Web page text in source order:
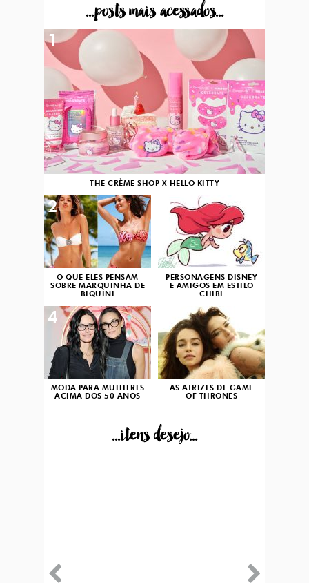
...posts mais acessados...
THE CRÈME SHOP X HELLO KITTY
1
O QUE ELES PENSAM
SOBRE MARQUINHA DE
BIQUÍNI
2
PERSONAGENS DISNEY
E AMIGOS EM ESTILO
CHIBI
3
MODA PARA MULHERES
ACIMA DOS 50 ANOS
4
AS ATRIZES DE GAME
OF THRONES
...itens desejo...